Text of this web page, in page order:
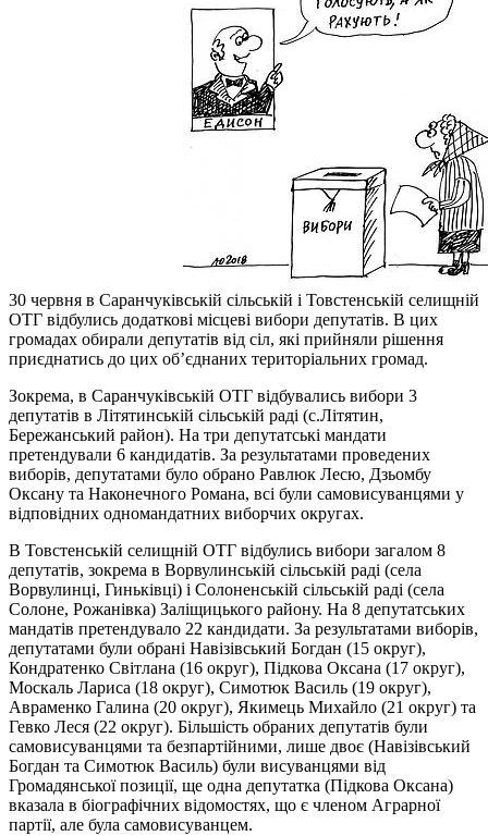
30 червня в Саранчуківській сільській і Товстенській селищній
ОТГ відбулись додаткові місцеві вибори депутатів. В цих
громадах обирали депутатів від сіл, які прийняли рішення
приєднатись до цих об’єднаних територіальних громад.
Зокрема, в Саранчуківській ОТГ відбувались вибори 3
депутатів в Літятинській сільській раді (с.Літятин,
Бережанський район). На три депутатські мандати
претендували 6 кандидатів. За результатами проведених
виборів, депутатами було обрано Равлюк Лесю, Дзьомбу
Оксану та Наконечного Романа, всі були самовисуванцями у
відповідних одномандатних виборчих округах.
В Товстенській селищній ОТГ відбулись вибори загалом 8
депутатів, зокрема в Ворвулинській сільській раді (села
Ворвулинці, Гиньківці) і Солоненській сільській раді (села
Солоне, Рожанівка) Заліщицького району. На 8 депутатських
мандатів претендувало 22 кандидати. За результатами виборів,
депутатами були обрані Навізівський Богдан (15 округ),
Кондратенко Світлана (16 округ), Підкова Оксана (17 округ),
Москаль Лариса (18 округ), Симотюк Василь (19 округ),
Авраменко Галина (20 округ), Якимець Михайло (21 округ) та
Гевко Леся (22 округ). Більшість обраних депутатів були
самовисуванцями та безпартійними, лише двоє (Навізівський
Богдан та Симотюк Василь) були висуванцями від
Громадянської позиції, ще одна депутатка (Підкова Оксана)
вказала в біографічних відомостях, що є членом Аграрної
партії, але була самовисуванцем.